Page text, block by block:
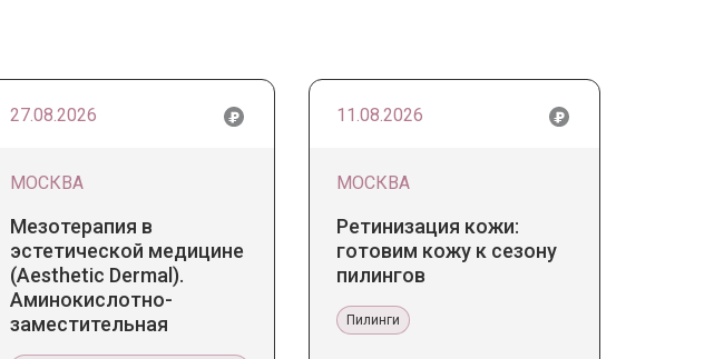
27.08.2026
МОСКВА
Мезотерапия в
эстетической медицине
(Aesthetic Dermal).
Аминокислотно-
заместительная
11.08.2026
МОСКВА
Ретинизация кожи:
готовим кожу к сезону
пилингов
Пилинги